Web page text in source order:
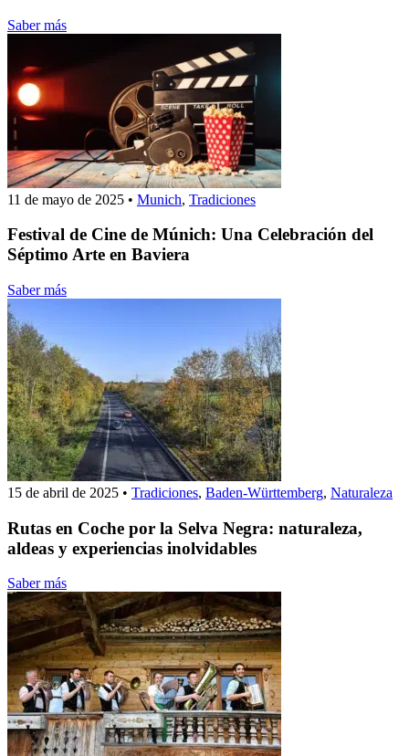
Saber más
11 de mayo de 2025 • Munich, Tradiciones
Festival de Cine de Múnich: Una Celebración del
Séptimo Arte en Baviera
Saber más
15 de abril de 2025 • Tradiciones, Baden-Württemberg, Naturaleza
Rutas en Coche por la Selva Negra: naturaleza,
aldeas y experiencias inolvidables
Saber más